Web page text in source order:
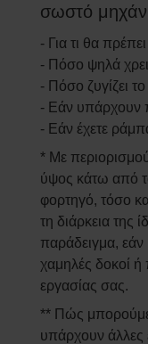
σωστό
- Για τι θα
- Πόσο ψηλά
- Πόσο ζυγίζει
- Εάν υπάρχουν
- Εάν έχετε
* Με
ύψος κάτω από
φορτηγό, τόσο
τη διάρκεια της
παράδειγμα,
χαμηλές δοκοί
εργασίας σας.
** Πώς
υπάρχουν άλλες